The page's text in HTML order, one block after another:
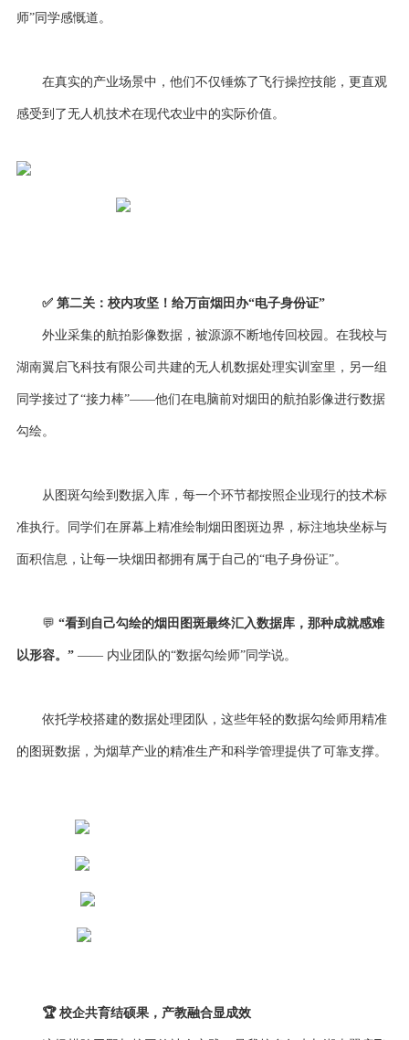
师”同学感慨道。
在真实的产业场景中，他们不仅锤炼了飞行操控技能，更直观
感受到了无人机技术在现代农业中的实际价值。
✅ 第二关：校内攻坚！给万亩烟田办“电子身份证”
外业采集的航拍影像数据，被源源不断地传回校园。在我校与
湖南翼启飞科技有限公司共建的无人机数据处理实训室里，另一组
同学接过了“接力棒”——他们在电脑前对烟田的航拍影像进行数据
勾绘。
从图斑勾绘到数据入库，每一个环节都按照企业现行的技术标
准执行。同学们在屏幕上精准绘制烟田图斑边界，标注地块坐标与
面积信息，让每一块烟田都拥有属于自己的“电子身份证”。
💬 “看到自己勾绘的烟田图斑最终汇入数据库，那种成就感难
以形容。” —— 内业团队的“数据勾绘师”同学说。
依托学校搭建的数据处理团队，这些年轻的数据勾绘师用精准
的图斑数据，为烟草产业的精准生产和科学管理提供了可靠支撑。
🏆 校企共育结硕果，产教融合显成效